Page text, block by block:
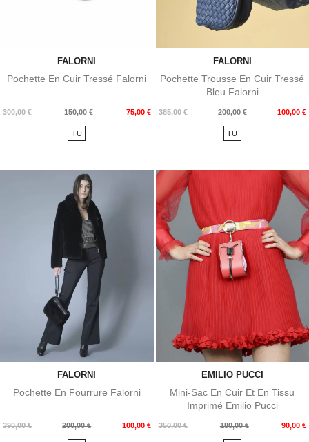
FALORNI
Pochette En Cuir Tressé Falorni
300,00 €
Prix
150,00 € 75,00 €
Prix
TU
FALORNI
Pochette Trousse En Cuir Tressé
Bleu Falorni
385,00 €
Prix
200,00 € 100,00 €
Prix
TU
FALORNI
Pochette En Fourrure Falorni
390,00 €
Prix
200,00 € 100,00 €
Prix
EMILIO PUCCI
Mini-Sac En Cuir Et En Tissu
Imprimé Emilio Pucci
350,00 €
Prix
180,00 € 90,00 €
Prix